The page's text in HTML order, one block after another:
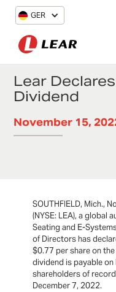
GER
Lear
Dividend
November 15,
SOUTHFIELD, Mich.,
(NYSE: LEA), a global
Seating and E-
of Directors has
$0.77 per share on
dividend is payable
shareholders of
December 7, 2022.